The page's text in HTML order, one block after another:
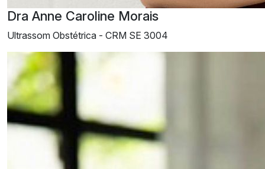
Dra Anne Caroline Morais
Ultrassom Obstétrica - CRM SE 3004